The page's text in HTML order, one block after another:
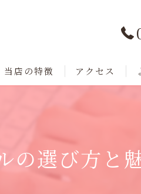
当店の特徴
卒業
アクセス
の選び方と